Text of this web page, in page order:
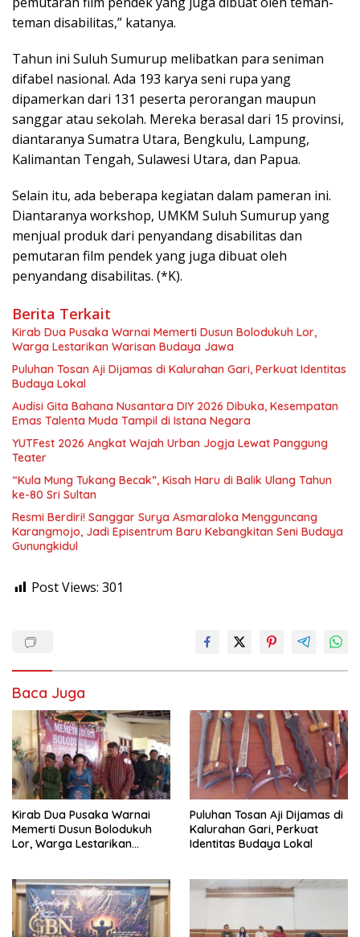
teman disabilitas,” katanya.
Tahun ini Suluh Sumurup melibatkan para seniman
difabel nasional. Ada 193 karya seni rupa yang
dipamerkan dari 131 peserta perorangan maupun
sanggar atau sekolah. Mereka berasal dari 15 provinsi,
diantaranya Sumatra Utara, Bengkulu, Lampung,
Kalimantan Tengah, Sulawesi Utara, dan Papua.
Selain itu, ada beberapa kegiatan dalam pameran ini.
Diantaranya workshop, UMKM Suluh Sumurup yang
menjual produk dari penyandang disabilitas dan
pemutaran film pendek yang juga dibuat oleh
penyandang disabilitas. (*K).
Berita Terkait
Kirab Dua Pusaka Warnai Memerti Dusun Bolodukuh Lor,
Warga Lestarikan Warisan Budaya Jawa
Puluhan Tosan Aji Dijamas di Kalurahan Gari, Perkuat Identitas
Budaya Lokal
Audisi Gita Bahana Nusantara DIY 2026 Dibuka, Kesempatan
Emas Talenta Muda Tampil di Istana Negara
YUTFest 2026 Angkat Wajah Urban Jogja Lewat Panggung
Teater
“Kula Mung Tukang Becak”, Kisah Haru di Balik Ulang Tahun
ke-80 Sri Sultan
Resmi Berdiri! Sanggar Surya Asmaraloka Mengguncang
Karangmojo, Jadi Episentrum Baru Kebangkitan Seni Budaya
Gunungkidul
Post Views: 301
Baca Juga
Kirab Dua Pusaka Warnai
Memerti Dusun Bolodukuh
Lor, Warga Lestarikan
Puluhan Tosan Aji Dijamas di
Kalurahan Gari, Perkuat
Identitas Budaya Lokal